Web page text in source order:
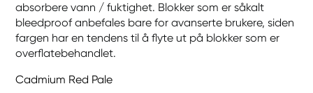
absorbere vann / fuktighet. Blokker som er såkalt
bleedproof anbefales bare for avanserte brukere, siden
fargen har en tendens til å flyte ut på blokker som er
overflatebehandlet.
Cadmium Red Pale